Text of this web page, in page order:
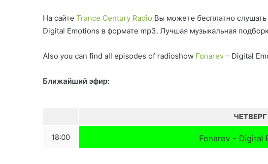
На сайте Trance Century Radio Вы можете бесплатно
Digital Emotions в формате mp3. Лучшая музыкальная
Also you can find all episodes of radioshow Fonarev – Digital
Ближайший эфир:
ЧЕТВЕРГ
18:00 Fonarev - Digital